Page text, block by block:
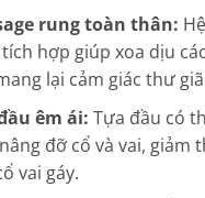
rung toàn thân:
hợp giúp xoa dịu
lại cảm giác thư
êm ái: Tựa đầu có
đỡ cổ và vai, giảm
vai gáy.